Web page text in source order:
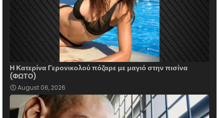
Η Κατερίνα Γερονικολού πόζαρε με μαγιό στην πισίνα
(ΦΩΤΟ)
August 06, 2026